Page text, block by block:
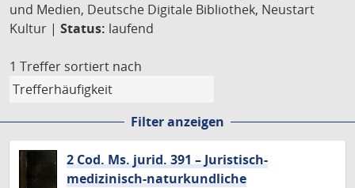
und Medien, Deutsche Digitale Bibliothek, Neustart
Kultur | Status: laufend
1 Treffer sortiert nach
Filter anzeigen
2 Cod. Ms. jurid. 391 – Juristisch-
medizinisch-naturkundliche